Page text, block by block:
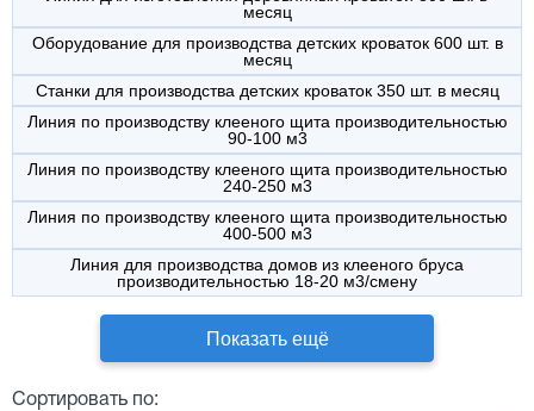
месяц
Оборудование для производства детских кроваток 600 шт. в
месяц
Станки для производства детских кроваток 350 шт. в месяц
Линия по производству клееного щита производительностью
90-100 м3
Линия по производству клееного щита производительностью
240-250 м3
Линия по производству клееного щита производительностью
400-500 м3
Линия для производства домов из клееного бруса
производительностью 18-20 м3/смену
Показать ещё
Сортировать по: